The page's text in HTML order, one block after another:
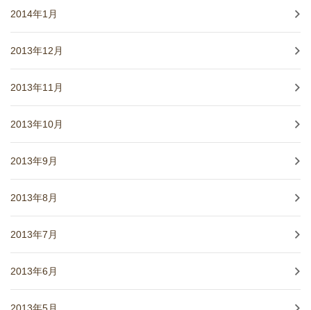
2014年1月
2013年12月
2013年11月
2013年10月
2013年9月
2013年8月
2013年7月
2013年6月